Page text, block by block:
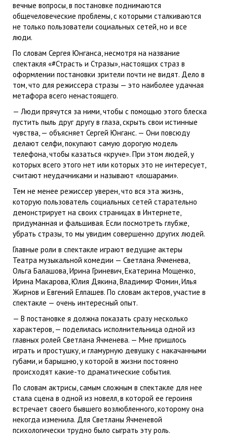
вечные вопросы, в постановке поднимаются
общечеловеческие проблемы, с которыми сталкиваются
не только пользователи социальных сетей, но и все
люди.
По словам Сергея Юнганса, несмотря на название
спектакля «#Страсть и Стразы», настоящих страз в
оформлении постановки зрители почти не видят. Дело в
том, что для режиссера стразы — это наиболее удачная
метафора всего ненастоящего.
— Люди прячутся за ними, чтобы с помощью этого блеска
пустить пыль друг другу в глаза, скрыть свои истинные
чувства, — объясняет Сергей Юнганс. — Они повсюду
делают селфи, покупают самую дорогую модель
телефона, чтобы казаться «круче». При этом людей, у
которых всего этого нет или которых это не интересует,
считают неудачниками и называют «лошарами».
Тем не менее режиссер уверен, что вся эта жизнь,
которую пользователь социальных сетей старательно
демонстрирует на своих страницах в Интернете,
придуманная и фальшивая. Если посмотреть глубже,
убрать стразы, то мы увидим совершенно других людей.
Главные роли в спектакле играют ведущие актеры
Театра музыкальной комедии — Светлана Ячменева,
Ольга Балашова, Ирина Гриневич, Екатерина Мощенко,
Ирина Макарова, Юлия Дякина, Владимир Фомин, Илья
Жирнов и Евгений Елпашев. По словам актеров, участие в
спектакле — очень интересный опыт.
— В постановке я должна показать сразу несколько
характеров, — поделилась исполнительница одной из
главных ролей Светлана Ячменева. — Мне пришлось
играть и простушку, и гламурную девушку с накачанными
губами, и барышню, у которой в жизни постоянно
происходят какие-то драматические события.
По словам актрисы, самым сложным в спектакле для нее
стала сцена в одной из новелл, в которой ее героиня
встречает своего бывшего возлюбленного, которому она
некогда изменила. Для Светланы Ячменевой
психологически трудно было сыграть эту роль.